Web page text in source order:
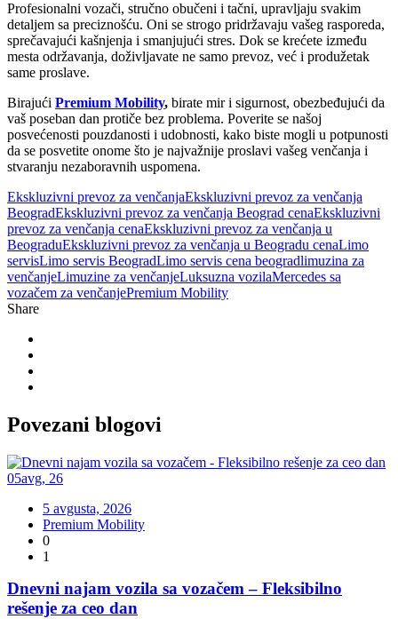
Profesionalni vozači, stručno obučeni i tačni, upravljaju svakim
detaljem sa preciznošću. Oni se strogo pridržavaju vašeg rasporeda,
sprečavajući kašnjenja i smanjujući stres. Dok se krećete između
mesta održavanja, doživljavate ne samo prevoz, već i produžetak
same proslave.
Birajući Premium Mobility, birate mir i sigurnost, obezbeđujući da
vaš poseban dan protiče bez problema. Poverite se našoj
posvećenosti pouzdanosti i udobnosti, kako biste mogli u potpunosti
da se posvetite onome što je najvažnije proslavi vašeg venčanja i
stvaranju nezaboravnih uspomena.
Ekskluzivni prevoz za venčanjaEkskluzivni prevoz za venčanja
BeogradEkskluzivni prevoz za venčanja Beograd cenaEkskluzivni
prevoz za venčanja cenaEkskluzivni prevoz za venčanja u
BeograduEkskluzivni prevoz za venčanja u Beogradu cenaLimo
servisLimo servis BeogradLimo servis cena beogradlimuzina za
venčanjeLimuzine za venčanjeLuksuzna vozilaMercedes sa
vozačem za venčanjePremium Mobility
Share
Povezani blogovi
05avg, 26
5 avgusta, 2026
Premium Mobility
0
1
Dnevni najam vozila sa vozačem – Fleksibilno
rešenje za ceo dan